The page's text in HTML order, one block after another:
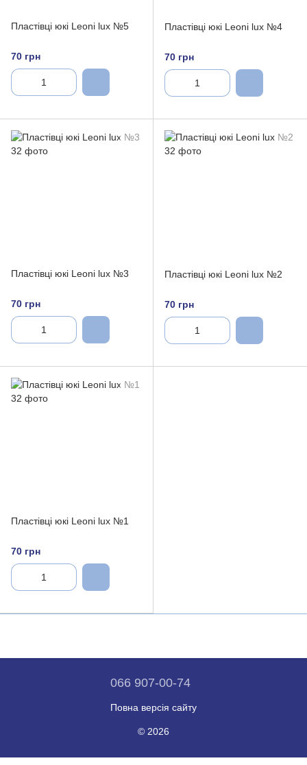
Пластівці юкі Leoni lux №5
70 грн
Пластівці юкі Leoni lux №4
70 грн
Пластівці юкі Leoni lux №3
70 грн
Пластівці юкі Leoni lux №2
70 грн
Пластівці юкі Leoni lux №1
70 грн
066 907-00-74
Повна версія сайту
© 2026